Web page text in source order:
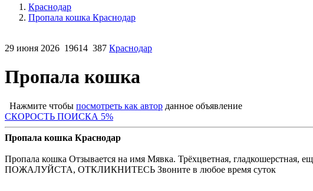
Краснодар
Пропала кошка Краснодар
29 июня 2026 19614 387 Краснодар
Пропала кошка
Нажмите чтобы посмотреть как автор данное объявление
СКОРОСТЬ ПОИСКА 5%
Пропала кошка Краснодар
Пропала кошка Отзывается на имя Мявка. Трёхцветная, гладкошерстная,
ПOЖAЛУЙCТА, ОТКЛИКНИТЕСЬ Звоните в любое время суток